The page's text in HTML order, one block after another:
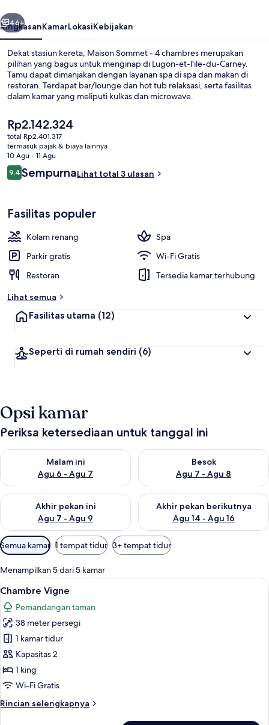
Berikutnya
46+
RingkasanKamarLokasiKebijakan
Dekat stasiun kereta, Maison Sommet - 4 chambres merupakan
pilihan yang bagus untuk menginap di Lugon-et-l'ile-du-Carney.
Tamu dapat dimanjakan dengan layanan spa di spa dan makan di
restoran. Terdapat bar/lounge dan hot tub relaksasi, serta fasilitas
dalam kamar yang meliputi kulkas dan microwave.
Harga
saat
ini
Rp2.142.324
Rp2.142.324
total Rp2.401.317
termasuk pajak & biaya lainnya
10 Agu - 11 Agu
Ulasan
9,49,4 dari 10
SempurnaLihat total 3 ulasan
Fasilitas populer
Kolam renang
Spa
Parkir gratis
Wi-Fi Gratis
Restoran
Tersedia kamar terhubung
Lihat semua
Fasilitas utama (12)
Seperti di rumah sendiri (6)
Opsi kamar
Periksa ketersediaan untuk tanggal ini
Malam ini
Agu 6 - Agu 7
Periksa ketersediaan untuk malam ini Agu 6 - Agu 7
Besok
Agu 7 - Agu 8
Periksa ketersediaan untuk
Akhir pekan ini
Agu 7 - Agu 9
Periksa ketersediaan untuk akhir pekan ini Agu 7 - Agu 9
Akhir pekan berikutnya
Agu 14 - Agu 16
Periksa ketersediaan untuk
Filter
tersedia
untuk
kamar
Semua kamar 1 tempat tidur 3+ tempat tidur
Menampilkan 5 dari 5 kamar
Lihat
semua
foto
untuk
Chambre
Vigne
Meja kerja, ruang kerja ramah
14
Chambre Vigne
Pemandangan taman
38 meter persegi
1 kamar tidur
Kapasitas 2
1 king
Wi-Fi Gratis
Rincian selengkapnya
Rincian